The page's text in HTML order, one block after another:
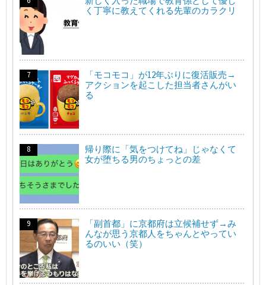
く丁寧に教えてくれる先輩のカラクリ
「モコモコ」が12年ぶりに復活販売→
アクションを起こした担当者さんがい
る
帰り際に「気をつけてね」じゃなくて
女が堕ちる男のちょっとの差
「副首都」に京都府は立候補せず→み
んなが思う京都人をちゃんとやってい
るのいい（笑）